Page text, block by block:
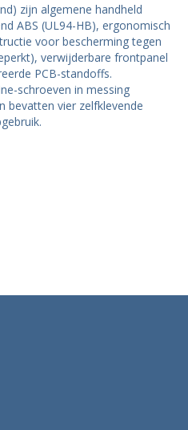
zijn algemene handheld
ABS (UL94-HB), ergonomisch
voor bescherming tegen
verwijderbare frontpanel
PCB-standoffs.
schroeven in messing
bevatten vier zelfklevende